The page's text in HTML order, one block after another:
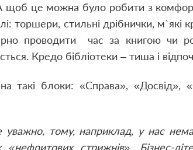
А щоб це можна було робити з
торшери, стильні дрібнички, м`які
проводити час за книгою чи
Кредо бібліотеки – тиша і
такі блоки: «Справа», «Досвід»,
тому, наприклад, у нас
стрижнів». Бізнес-